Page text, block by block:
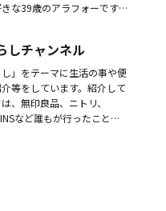
な39歳のアラフォーです。
しチャンネル
し」をテーマに生活の事や便
等をしています。紹介して
、無印良品、ニトリ、
など誰もが行ったことの